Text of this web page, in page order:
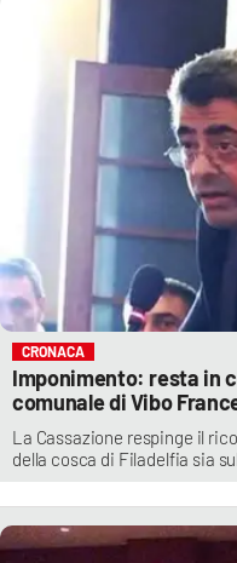
CRONACA
Imponimento: resta in
comunale di Vibo
La Cassazione respinge il
della cosca di Filadelfia sia